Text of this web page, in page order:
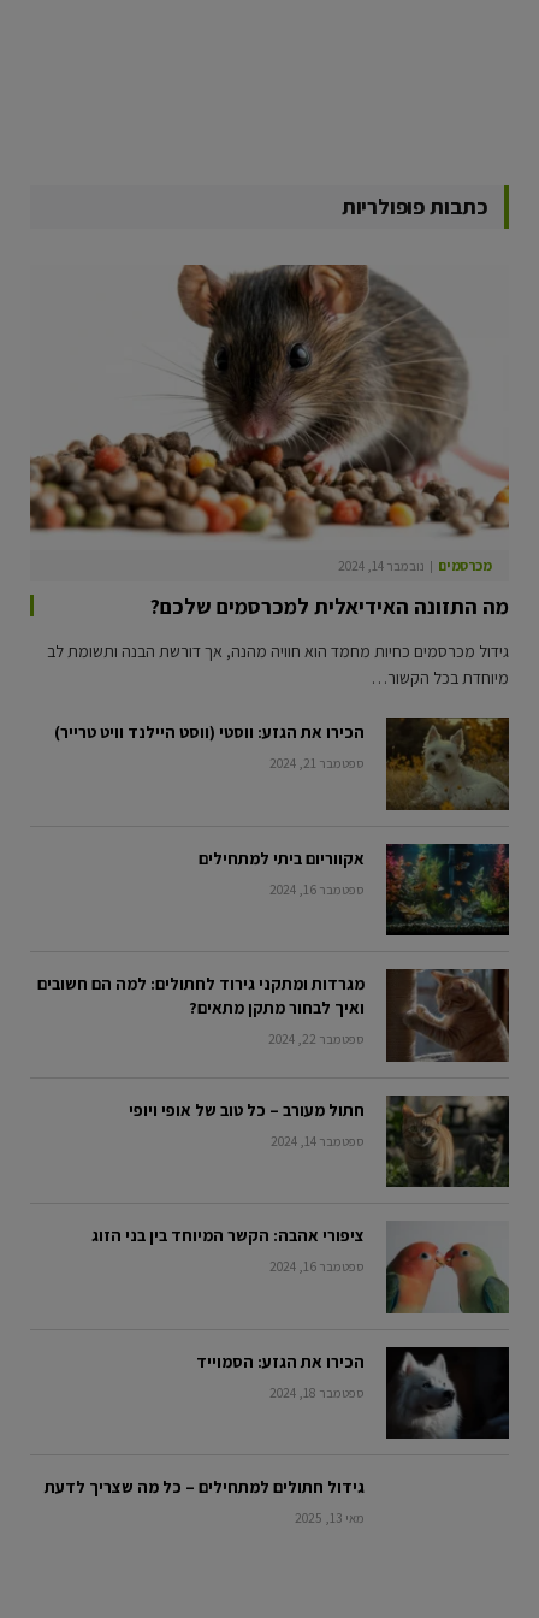
כתבות פופולריות
מכרסמים נובמבר 14, 2024
מה התזונה האידיאלית למכרסמים שלכם?
גידול מכרסמים כחיות מחמד הוא חוויה מהנה, אך דורשת הבנה ותשומת לב
מיוחדת בכל הקשור…
הכירו את הגזע: ווסטי (ווסט היילנד וויט טרייר)
ספטמבר 21, 2024
אקווריום ביתי למתחילים
ספטמבר 16, 2024
מגרדות ומתקני גירוד לחתולים: למה הם חשובים
ואיך לבחור מתקן מתאים?
ספטמבר 22, 2024
חתול מעורב – כל טוב של אופי ויופי
ספטמבר 14, 2024
ציפורי אהבה: הקשר המיוחד בין בני הזוג
ספטמבר 16, 2024
הכירו את הגזע: הסמוייד
ספטמבר 18, 2024
גידול חתולים למתחילים – כל מה שצריך לדעת
מאי 13, 2025